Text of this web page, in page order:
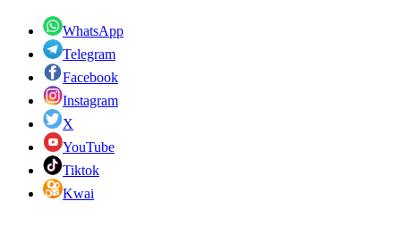
WhatsApp
Telegram
Facebook
Instagram
X
YouTube
Tiktok
Kwai